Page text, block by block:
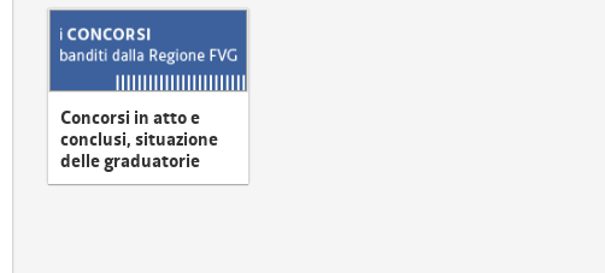
Concorsi in atto e
conclusi, situazione
delle graduatorie